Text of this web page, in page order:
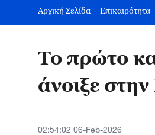
Αρχική Σελίδα Επικαιρότητα
Το πρώτο
άνοιξε
02:54:02 06-Feb-2026